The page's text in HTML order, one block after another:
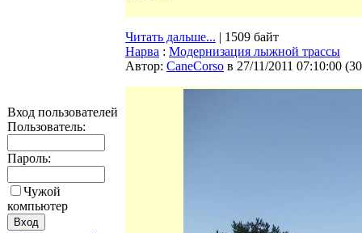
Вход пользователей
Пользователь:
Пароль:
Чужой
компьютер
Читать дальше... | 1509 байт
Нарва : Модернизация лыжной трассы
Автор: CaneCorso в 27/11/2011 07:10:00 (